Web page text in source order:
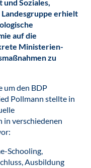
Soziales,
erhielt
auf die
Ministerien-
zu
um den BDP
Pollmann stellte in
in verschiedenen
Schooling,
Ausbildung